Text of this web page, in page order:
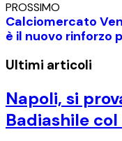
PROSSIMO
Calciomercato
è il nuovo rinforzo
Ultimi articoli
Napoli, si
Badiashile